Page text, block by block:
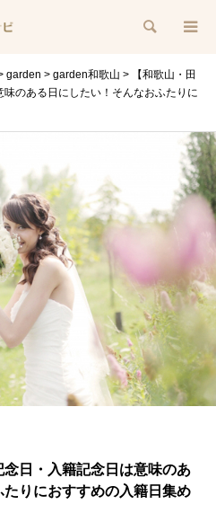
検索
garden > garden和歌山 >
【和歌山・田
のある日にしたい！そんなおふたりに
念日・入籍記念日は意味のあ
りにおすすめの入籍日集め